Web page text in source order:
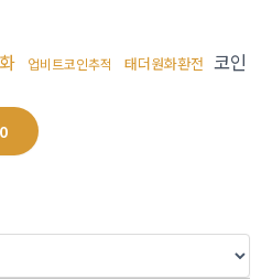
업비트코인추적 태더원화환전 코인
0